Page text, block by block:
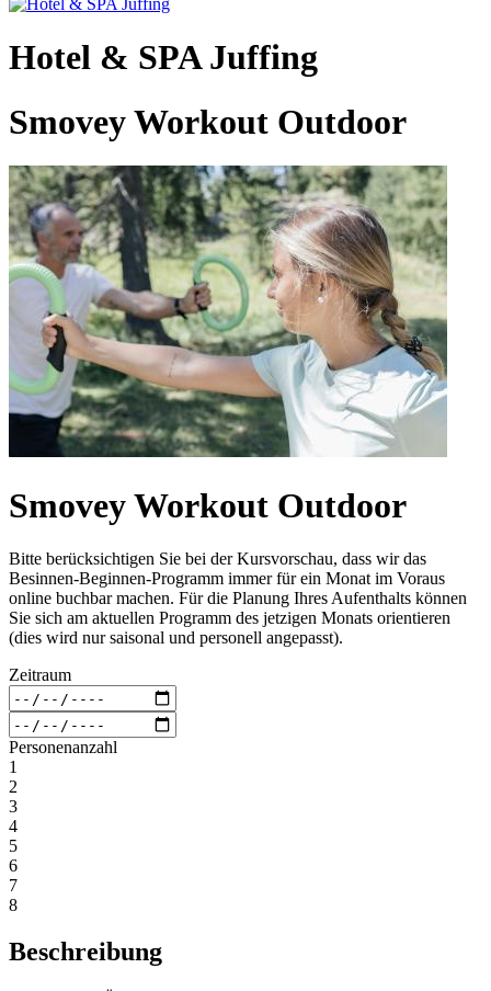
Hotel & SPA Juffing
Smovey Workout Outdoor
Smovey Workout Outdoor
Bitte berücksichtigen Sie bei der Kursvorschau, dass wir das
Besinnen-Beginnen-Programm immer für ein Monat im Voraus
online buchbar machen. Für die Planung Ihres Aufenthalts können
Sie sich am aktuellen Programm des jetzigen Monats orientieren
(dies wird nur saisonal und personell angepasst).
Zeitraum
Personenanzahl
1
2
3
4
5
6
7
8
Beschreibung